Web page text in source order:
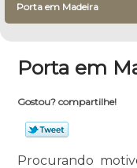
Porta em Madeira
Porta em
Gostou? compartilhe!
Procurando